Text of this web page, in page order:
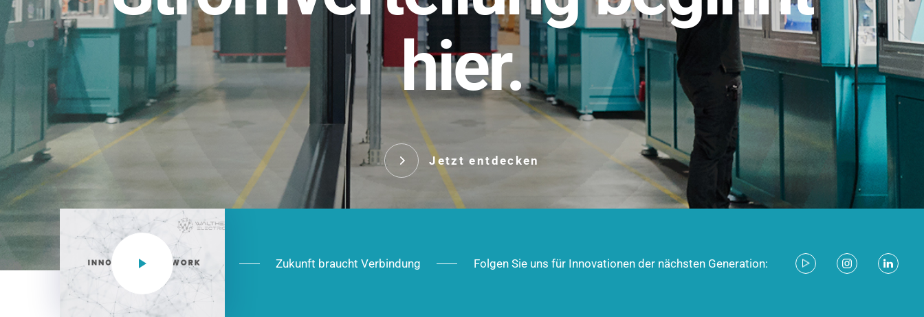
hier.
Jetzt entdecken
NEO CEE: Energieverteilung mit System. Robust im Alltag,
effizient in der Installation, zukunftsfähig im Ausbau.
Das innovative Stecksystem für industrielle Anwendungen –
robust, IP-geschützt und zukunftsfähig.
Jetzt entdecken
Zukunft braucht Verbindung Folgen Sie uns für Innovationen der nächsten Generation: